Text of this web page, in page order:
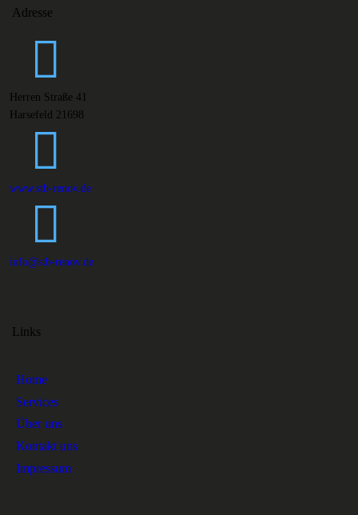
Adresse
Herren Straße 41
Harsefeld 21698
www.stb-renov.de
info@stb-renov.de
Links
Home
Services
Über uns
Kontakt uns
Impressum